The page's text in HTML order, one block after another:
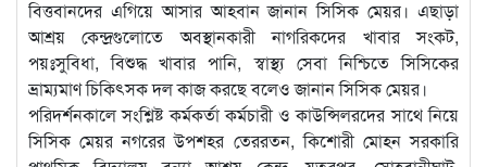
বিত্তবানদের এগিয়ে আসার আহবান জানান সিসিক মেয়র। এছাড়া
আশ্রয় কেন্দ্রগুলোতে অবস্থানকারী নাগরিকদের খাবার সংকট,
পয়ঃসুবিধা, বিশুদ্ধ খাবার পানি, স্বাস্থ্য সেবা নিশ্চিতে সিসিকের
ভ্রাম্যমাণ চিকিৎসক দল কাজ করছে বলেও জানান সিসিক মেয়র।
পরিদর্শনকালে সংশ্লিষ্ট কর্মকর্তা কর্মচারী ও কাউন্সিলরদের সাথে নিয়ে
সিসিক মেয়র নগরের উপশহর তেররতন, কিশোরী মোহন সরকারি